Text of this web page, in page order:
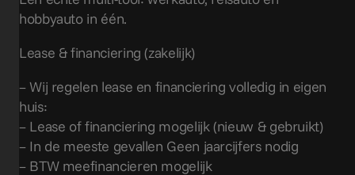
hobbyauto in één.
Lease & financiering (zakelijk)
– Wij regelen lease en financiering volledig in eigen
huis:
– Lease of financiering mogelijk (nieuw & gebruikt)
– In de meeste gevallen Geen jaarcijfers nodig
– BTW meefinancieren mogelijk